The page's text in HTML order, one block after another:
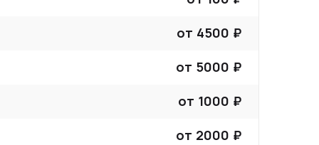
от 4500 ₽
от 5000 ₽
от 1000 ₽
от 2000 ₽